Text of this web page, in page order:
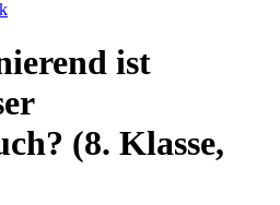
ist
(8. Klasse,